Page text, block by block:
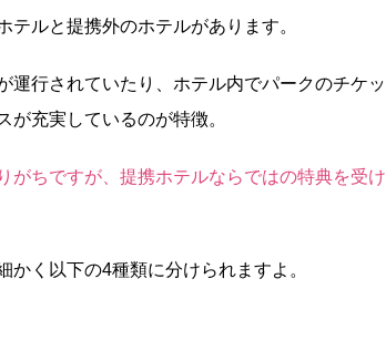
ルと提携外のホテルがあります。
運行されていたり、ホテル内でパークのチケッ
が充実しているのが特徴。
がちですが、提携ホテルならではの特典を受け
く以下の4種類に分けられますよ。